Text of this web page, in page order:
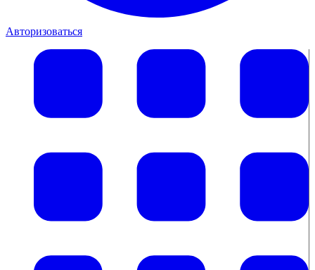
Авторизоваться